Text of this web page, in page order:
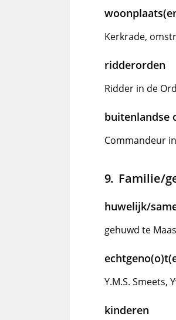
Kerkrade,
ridderorden
Ridder in de
buitenlandse
Commandeur
Familie/
huwelijk/
gehuwd te
Y.M.S. Smeets,
kinderen